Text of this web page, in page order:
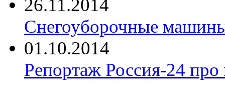
26.11.2014
Снегоуборочные машины
01.10.2014
Репортаж Россия-24 про